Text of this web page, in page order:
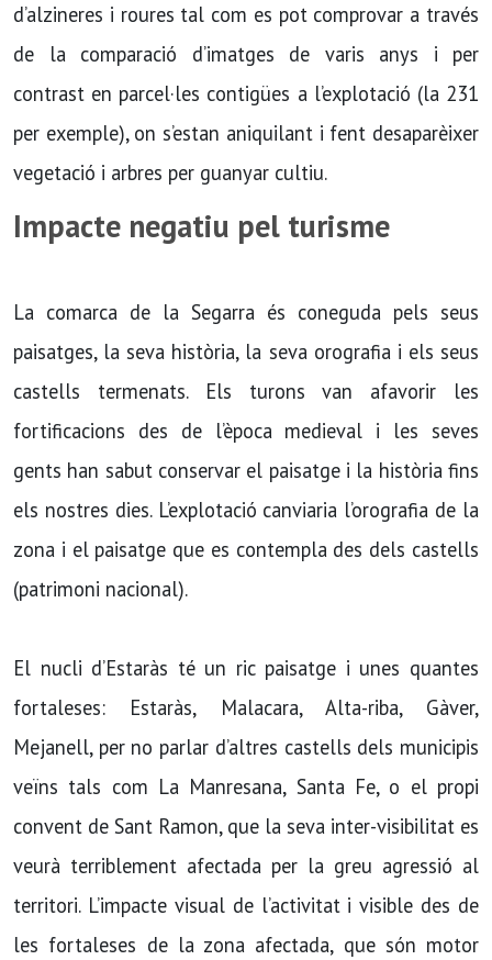
d’alzineres i roures tal com es pot comprovar a través
de la comparació d’imatges de varis anys i per
contrast en parcel·les contigües a l’explotació (la 231
per exemple), on s’estan aniquilant i fent desaparèixer
vegetació i arbres per guanyar cultiu.
Impacte negatiu pel turisme
La comarca de la Segarra és coneguda pels seus
paisatges, la seva història, la seva orografia i els seus
castells termenats. Els turons van afavorir les
fortificacions des de l’època medieval i les seves
gents han sabut conservar el paisatge i la història fins
els nostres dies. L’explotació canviaria l’orografia de la
zona i el paisatge que es contempla des dels castells
(patrimoni nacional).
El nucli d’Estaràs té un ric paisatge i unes quantes
fortaleses: Estaràs, Malacara, Alta-riba, Gàver,
Mejanell, per no parlar d’altres castells dels municipis
veïns tals com La Manresana, Santa Fe, o el propi
convent de Sant Ramon, que la seva inter-visibilitat es
veurà terriblement afectada per la greu agressió al
territori. L’impacte visual de l’activitat i visible des de
les fortaleses de la zona afectada, que són motor